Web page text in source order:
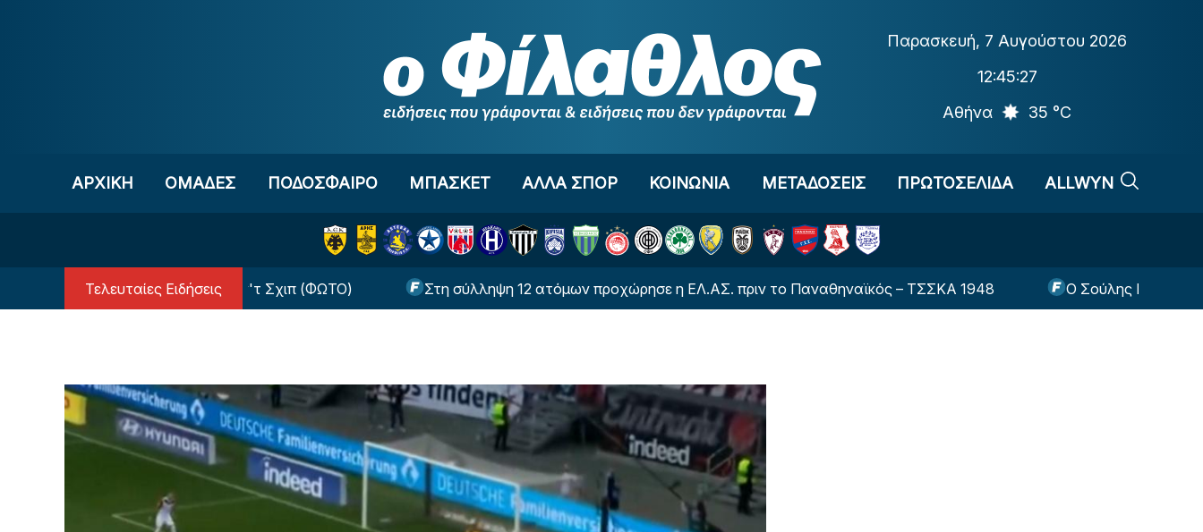
Παρασκευή, 7 Αυγούστου 2026
12:45:27
Αθήνα
35 °C
ΑΡΧΙΚΗ OΜΑΔΕΣ ΠΟΔΟΣΦΑΙΡΟ ΜΠΑΣΚΕΤ ΑΛΛΑ ΣΠΟΡ ΚΟΙΝΩΝΙΑ ΜΕΤΑΔΟΣΕΙΣ ΠΡΩΤΟΣΕΛΙΔΑ ALLWYN
Τελευταίες Ειδήσεις
ομάδα έκπληξη ο Τζον Φαν'τ Σχιπ (ΦΩΤΟ) Στη σύλληψη 12 ατόμων προχώρησε η ΕΛ.ΑΣ. πριν το Παναθηναϊκός – ΤΣΣΚΑ 1948 Ο Σούλης Παπαδόπουλος